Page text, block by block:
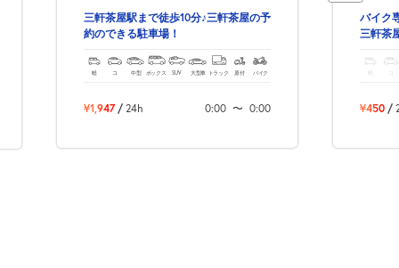
三軒茶屋駅まで徒歩10分♪三軒茶屋の予
約のできる駐車場！
軽 コ 中型 ボックス SUV 大型車 トラック 原付 バイク
¥1,947 / 24h 0:00 〜 0:00
バイク
三軒茶
¥450 /